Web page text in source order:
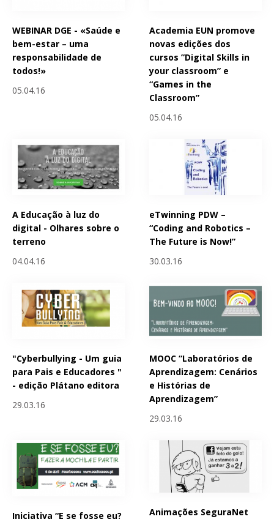
WEBINAR DGE - «Saúde e
bem-estar – uma
responsabilidade de
todos!»
05.04.16
Academia EUN promove
novas edições dos
cursos ”Digital Skills in
your classroom” e
“Games in the
Classroom”
05.04.16
A Educação à luz do
digital - Olhares sobre o
terreno
04.04.16
eTwinning PDW –
“Coding and Robotics –
The Future is Now!”
30.03.16
"Cyberbullying - Um guia
para Pais e Educadores "
- edição Plátano editora
29.03.16
MOOC “Laboratórios de
Aprendizagem: Cenários
e Histórias de
Aprendizagem”
29.03.16
Iniciativa “E se fosse eu?
Animações SeguraNet